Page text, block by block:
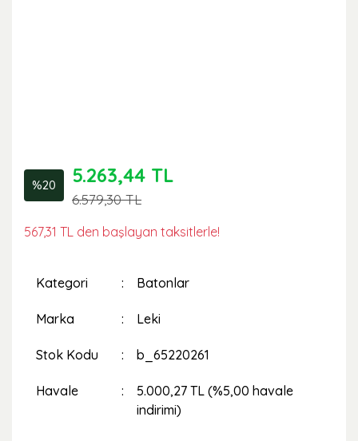
%20 5.263,44 TL
6.579,30 TL
567,31 TL den başlayan taksitlerle!
Kategori Batonlar
Marka Leki
Stok Kodu b_65220261
Havale
5.000,27 TL (%5,00 havale
indirimi)